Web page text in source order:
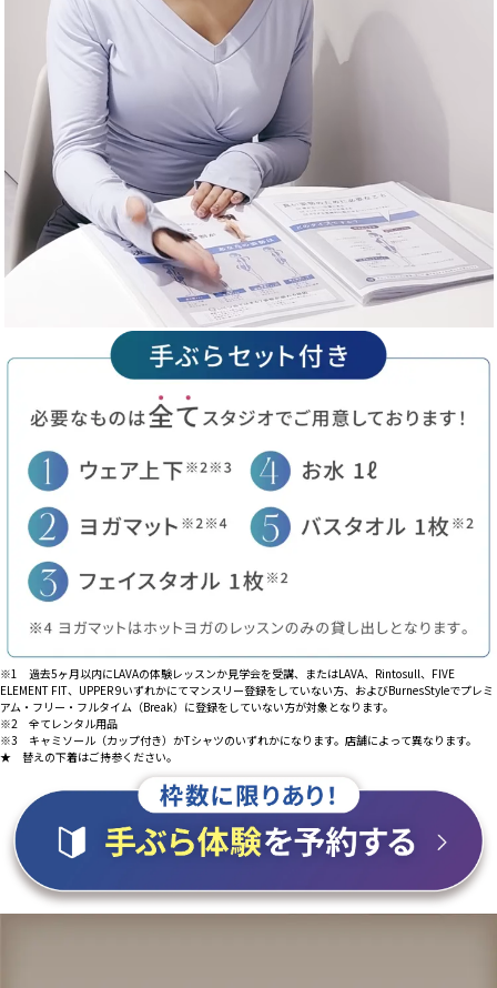
※1 過去5ヶ月以内にLAVAの体験レッスンか見学会を受講、またはLAVA、Rintosull、FIVE
ELEMENT FIT、UPPER 9いずれかにてマンスリー登録をしていない方、およびBurnesStyleでプレミ
アム・フリー・フルタイム（Break）に登録をしていない方が対象となります。
※2 全てレンタル用品
※3 キャミソール（カップ付き）かTシャツのいずれかになります。店舗によって異なります。
★ 替えの下着はご持参ください。